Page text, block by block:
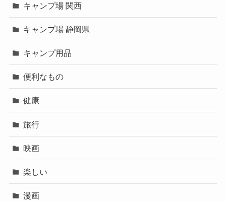
キャンプ場 関西
キャンプ場 静岡県
キャンプ用品
便利なもの
健康
旅行
映画
楽しい
漫画